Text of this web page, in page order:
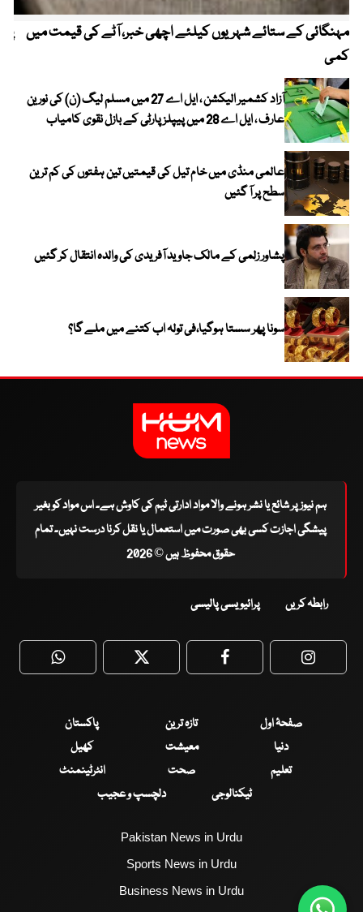
مہنگائی کے ستائے شہریوں کیلئے اچھی خبر، آٹے کی قیمت میں
کمی
آزاد کشمیر الیکشن ، ایل اے 27 میں مسلم لیگ (ن) کی نورین
عارف ، ایل اے 28 میں پیپلز پارٹی کے بازل نقوی کامیاب
عالمی منڈی میں خام تیل کی قیمتیں تین ہفتوں کی کم ترین
سطح پر آ گئیں
پشاور زلمی کے مالک جاوید آفریدی کی والدہ انتقال کر گئیں
سونا پھر سستا ہوگیا،فی تولہ اب کتنے میں ملے گا؟
ہم نیوز پر شائع یا نشر ہونے والا مواد ادارتی ٹیم کی کاوش ہے۔ اس مواد کو بغیر
پیشگی اجازت کسی بھی صورت میں استعمال یا نقل کرنا درست نہیں۔ تمام
حقوق محفوظ ہیں © 2026
رابطہ کریں پرائیویسی پالیسی
WhatsApp Twitter Facebook
صفحۂ اول تازہ ترین
پاکستان
دنیا
معیشت
کھیل
تعلیم
صحت
انٹرٹینمنٹ
ٹیکنالوجی
دلچسپ و عجیب
Pakistan News in Urdu
Sports News in Urdu
Business News in Urdu